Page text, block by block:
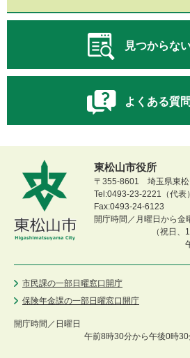
見つからな
よくある質
東松山市役所
〒355-8601 埼玉県東松
Tel:0493-23-2221（代表）
Fax:0493-24-6123
開庁時間／月曜日から金
（祝日
市民課の一部日曜窓口開庁
保険年金課の一部日曜窓口開庁
開庁時間／ 日曜日
午前8時30分から午後0時30